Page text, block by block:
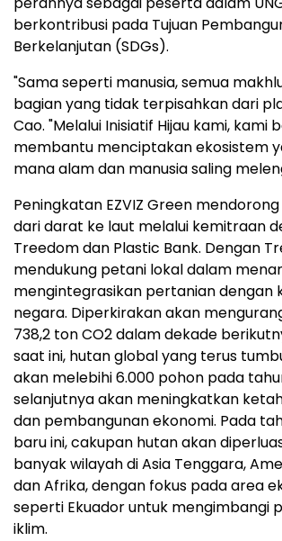
berkontribusi pada Tujuan
Berkelanjutan (SDGs).
"Sama seperti manusia, semua
bagian yang tidak terpisahkan dari
Cao. "Melalui Inisiatif Hijau kami, kami
membantu menciptakan ekosistem
mana alam dan manusia saling
Peningkatan EZVIZ Green
dari darat ke laut melalui kemitraan
Treedom dan Plastic Bank. Dengan
mendukung petani lokal dalam
mengintegrasikan pertanian dengan
negara. Diperkirakan akan
738,2 ton CO2dalam dekade
saat ini, hutan global yang terus
akan melebihi 6.000 pohon pada
selanjutnya akan meningkatkan
dan pembangunan ekonomi. Pada
baru ini, cakupan hutan akan
banyak wilayah di Asia Tenggara,
dan Afrika, dengan fokus pada area
seperti Ekuador untuk mengimbangi
iklim.